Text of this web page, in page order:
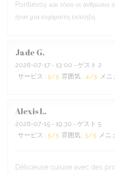
Pontlevoy και τόσο οι άνθρωποι
ήταν μια ευχάριστη έκπληξη.
Jade G
2026-07-17 - 13:00 - ゲスト 2
サービス : 5/5 雰囲気 : 4/5 メニ
AlexisL
2026-07-15 - 19:30 - ゲスト 5
サービス : 5/5 雰囲気 : 5/5 メニ
Délicieuse cuisine avec des